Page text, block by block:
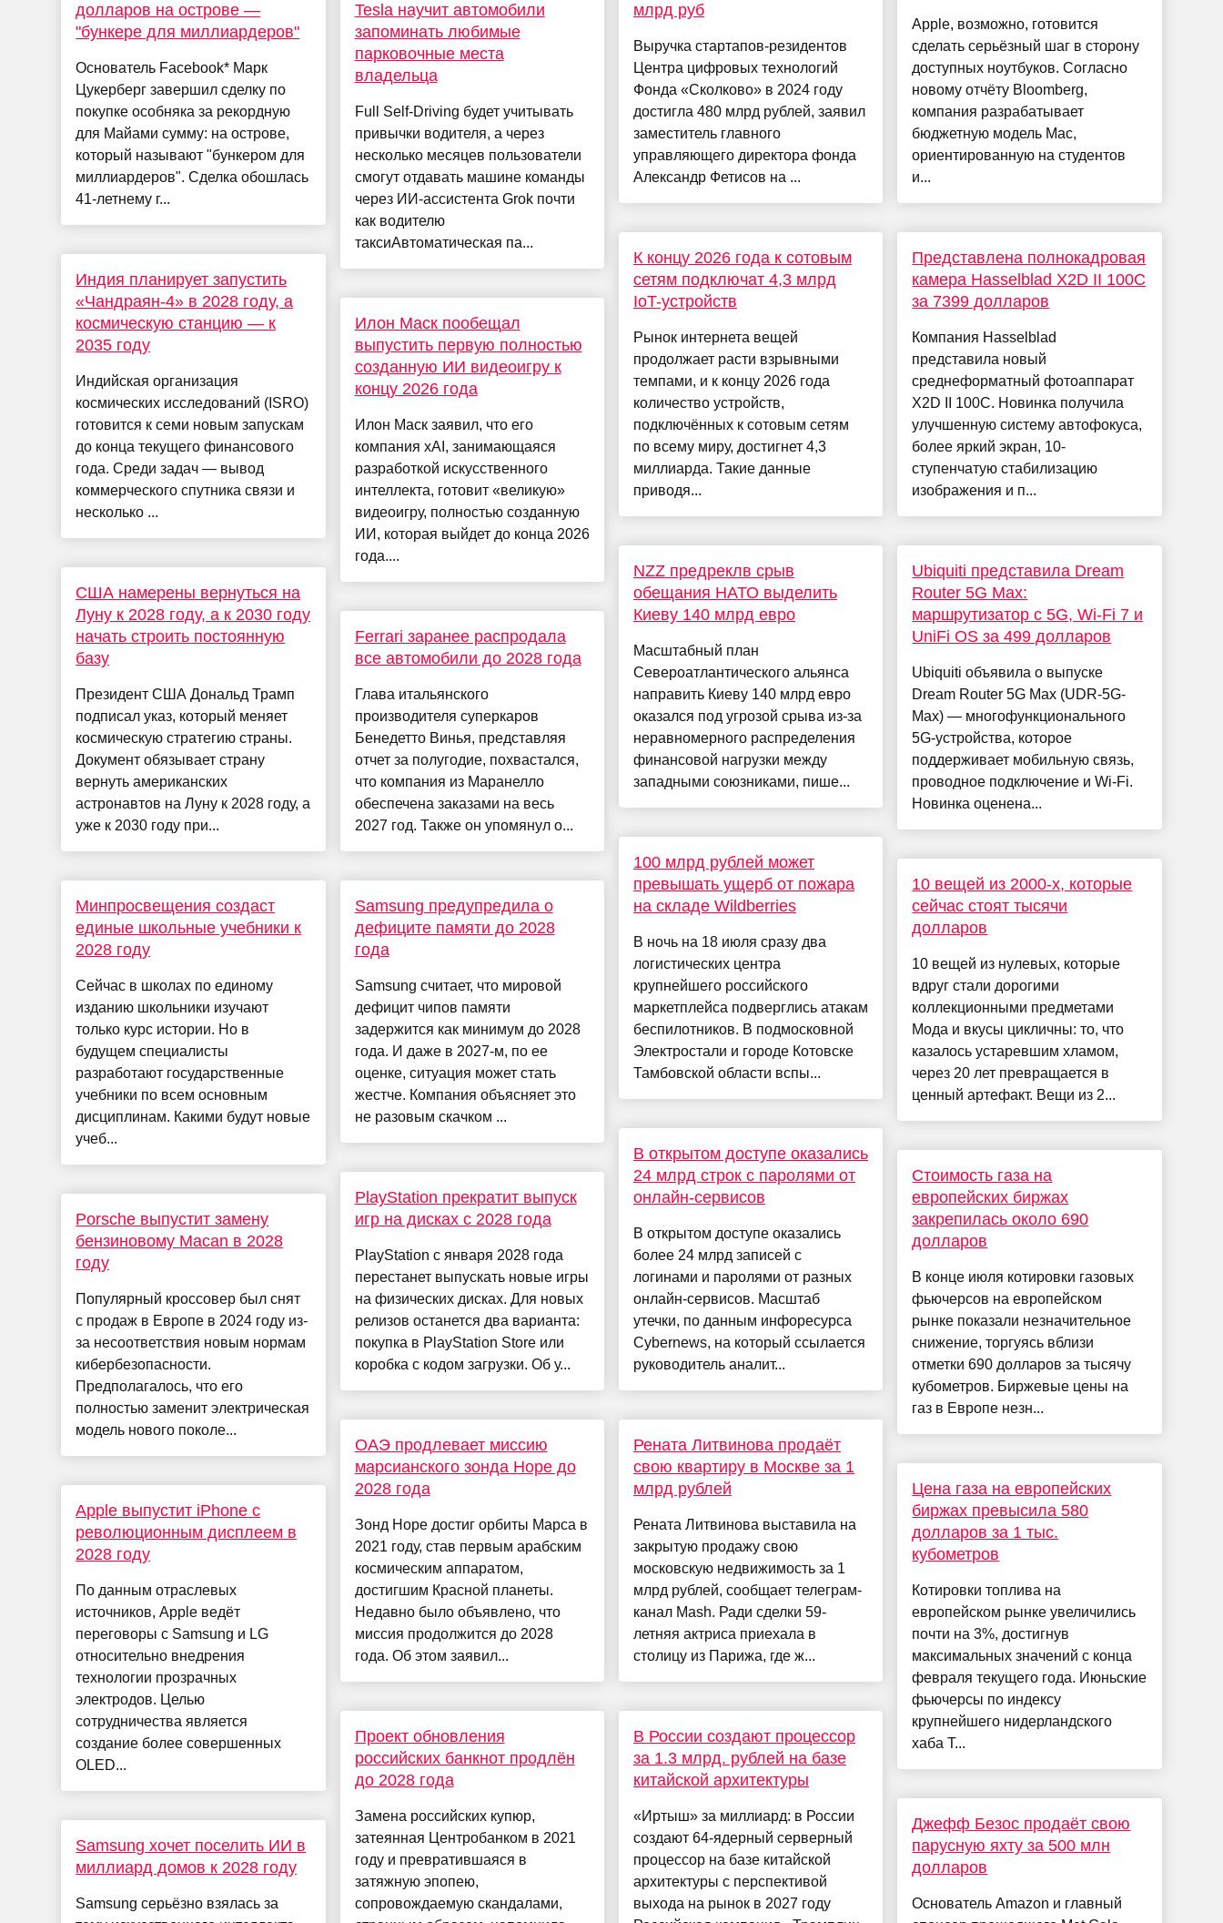
долларов на острове —
"бункере для миллиардеров"
Основатель Facebook* Марк
Цукерберг завершил сделку по
покупке особняка за рекордную
для Майами сумму: на острове,
который называют "бункером для
миллиардеров". Сделка обошлась
41-летнему г...
Индия планирует запустить
«Чандраян-4» в 2028 году, а
космическую станцию — к
2035 году
Индийская организация
космических исследований (ISRO)
готовится к семи новым запускам
до конца текущего финансового
года. Среди задач — вывод
коммерческого спутника связи и
несколько ...
США намерены вернуться на
Луну к 2028 году, а к 2030 году
начать строить постоянную
базу
Президент США Дональд Трамп
подписал указ, который меняет
космическую стратегию страны.
Документ обязывает страну
вернуть американских
астронавтов на Луну к 2028 году, а
уже к 2030 году при...
Минпросвещения создаст
единые школьные учебники к
2028 году
Сейчас в школах по единому
изданию школьники изучают
только курс истории. Но в
будущем специалисты
разработают государственные
учебники по всем основным
дисциплинам. Какими будут новые
учеб...
Porsche выпустит замену
бензиновому Macan в 2028
году
Популярный кроссовер был снят
с продаж в Европе в 2024 году из-
за несоответствия новым нормам
кибербезопасности.
Предполагалось, что его
полностью заменит электрическая
модель нового поколе...
Apple выпустит iPhone с
революционным дисплеем в
2028 году
По данным отраслевых
источников, Apple ведёт
переговоры с Samsung и LG
относительно внедрения
технологии прозрачных
электродов. Целью
сотрудничества является
создание более совершенных
OLED...
Samsung хочет поселить ИИ в
миллиард домов к 2028 году
Samsung серьёзно взялась за
Tesla научит автомобили
запоминать любимые
парковочные места
владельца
Full Self-Driving будет учитывать
привычки водителя, а через
несколько месяцев пользователи
смогут отдавать машине команды
через ИИ-ассистента Grok почти
как водителю
таксиАвтоматическая па...
Илон Маск пообещал
выпустить первую полностью
созданную ИИ видеоигру к
концу 2026 года
Илон Маск заявил, что его
компания xAI, занимающаяся
разработкой искусственного
интеллекта, готовит «великую»
видеоигру, полностью созданную
ИИ, которая выйдет до конца 2026
года....
Ferrari заранее распродала
все автомобили до 2028 года
Глава итальянского
производителя суперкаров
Бенедетто Винья, представляя
отчет за полугодие, похвастался,
что компания из Маранелло
обеспечена заказами на весь
2027 год. Также он упомянул о...
Samsung предупредила о
дефиците памяти до 2028
года
Samsung считает, что мировой
дефицит чипов памяти
задержится как минимум до 2028
года. И даже в 2027-м, по ее
оценке, ситуация может стать
жестче. Компания объясняет это
не разовым скачком ...
PlayStation прекратит выпуск
игр на дисках с 2028 года
PlayStation с января 2028 года
перестанет выпускать новые игры
на физических дисках. Для новых
релизов останется два варианта:
покупка в PlayStation Store или
коробка с кодом загрузки. Об у...
ОАЭ продлевает миссию
марсианского зонда Hope до
2028 года
Зонд Hope достиг орбиты Марса в
2021 году, став первым арабским
космическим аппаратом,
достигшим Красной планеты.
Недавно было объявлено, что
миссия продолжится до 2028
года. Об этом заявил...
Проект обновления
российских банкнот продлён
до 2028 года
Замена российских купюр,
затеянная Центробанком в 2021
году и превратившаяся в
затяжную эпопею,
сопровождаемую скандалами,
млрд руб
Выручка стартапов-резидентов
Центра цифровых технологий
Фонда «Сколково» в 2024 году
достигла 480 млрд рублей, заявил
заместитель главного
управляющего директора фонда
Александр Фетисов на ...
К концу 2026 года к сотовым
сетям подключат 4,3 млрд
IoT-устройств
Рынок интернета вещей
продолжает расти взрывными
темпами, и к концу 2026 года
количество устройств,
подключённых к сотовым сетям
по всему миру, достигнет 4,3
миллиарда. Такие данные
приводя...
NZZ предреклв срыв
обещания НАТО выделить
Киеву 140 млрд евро
Масштабный план
Североатлантического альянса
направить Киеву 140 млрд евро
оказался под угрозой срыва из-за
неравномерного распределения
финансовой нагрузки между
западными союзниками, пише...
100 млрд рублей может
превышать ущерб от пожара
на складе Wildberries
В ночь на 18 июля сразу два
логистических центра
крупнейшего российского
маркетплейса подверглись атакам
беспилотников. В подмосковной
Электростали и городе Котовске
Тамбовской области вспы...
В открытом доступе оказались
24 млрд строк с паролями от
онлайн-сервисов
В открытом доступе оказались
более 24 млрд записей с
логинами и паролями от разных
онлайн-сервисов. Масштаб
утечки, по данным инфоресурса
Cybernews, на который ссылается
руководитель аналит...
Рената Литвинова продаёт
свою квартиру в Москве за 1
млрд рублей
Рената Литвинова выставила на
закрытую продажу свою
московскую недвижимость за 1
млрд рублей, сообщает телеграм-
канал Mash. Ради сделки 59-
летняя актриса приехала в
столицу из Парижа, где ж...
В России создают процессор
за 1.3 млрд. рублей на базе
китайской архитектуры
«Иртыш» за миллиард: в России
создают 64-ядерный серверный
процессор на базе китайской
архитектуры с перспективой
выхода на рынок в 2027 году
Apple, возможно, готовится
сделать серьёзный шаг в сторону
доступных ноутбуков. Согласно
новому отчёту Bloomberg,
компания разрабатывает
бюджетную модель Mac,
ориентированную на студентов
и...
Представлена полнокадровая
камера Hasselblad X2D II 100C
за 7399 долларов
Компания Hasselblad
представила новый
среднеформатный фотоаппарат
X2D II 100C. Новинка получила
улучшенную систему автофокуса,
более яркий экран, 10-
ступенчатую стабилизацию
изображения и п...
Ubiquiti представила Dream
Router 5G Max:
маршрутизатор с 5G, Wi-Fi 7 и
UniFi OS за 499 долларов
Ubiquiti объявила о выпуске
Dream Router 5G Max (UDR-5G-
Max) — многофункционального
5G-устройства, которое
поддерживает мобильную связь,
проводное подключение и Wi-Fi.
Новинка оценена...
10 вещей из 2000-х, которые
сейчас стоят тысячи
долларов
10 вещей из нулевых, которые
вдруг стали дорогими
коллекционными предметами
Мода и вкусы цикличны: то, что
казалось устаревшим хламом,
через 20 лет превращается в
ценный артефакт. Вещи из 2...
Стоимость газа на
европейских биржах
закрепилась около 690
долларов
В конце июля котировки газовых
фьючерсов на европейском
рынке показали незначительное
снижение, торгуясь вблизи
отметки 690 долларов за тысячу
кубометров. Биржевые цены на
газ в Европе незн...
Цена газа на европейских
биржах превысила 580
долларов за 1 тыс.
кубометров
Котировки топлива на
европейском рынке увеличились
почти на 3%, достигнув
максимальных значений с конца
февраля текущего года. Июньские
фьючерсы по индексу
крупнейшего нидерландского
хаба T...
Джефф Безос продаёт свою
парусную яхту за 500 млн
долларов
Основатель Amazon и главный